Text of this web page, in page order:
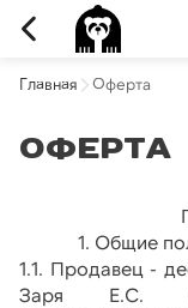
Главная Оферта
Оферта
1. Общие
1.1. Продавец -
Заря Е.С.